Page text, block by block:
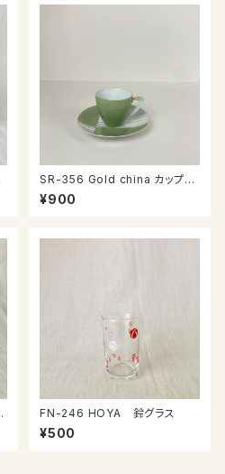
SR-356 Gold china カップ＆
ソーサー
¥900
FN-246 HOYA 鈴グラス
¥500